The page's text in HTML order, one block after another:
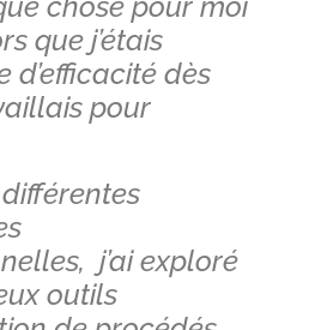
que j’étais
d’efficacité dès
pour
j’ai exploré
outils